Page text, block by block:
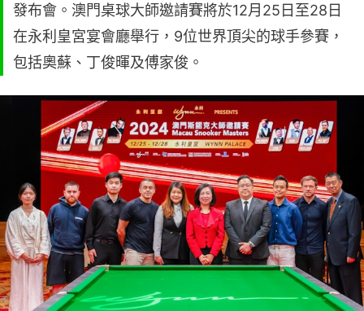
發布會。澳門桌球大師邀請賽將於12月25日至28日
在永利皇宮宴會廳舉行，9位世界頂尖的球手參賽，
包括奧蘇、丁俊暉及傅家俊。